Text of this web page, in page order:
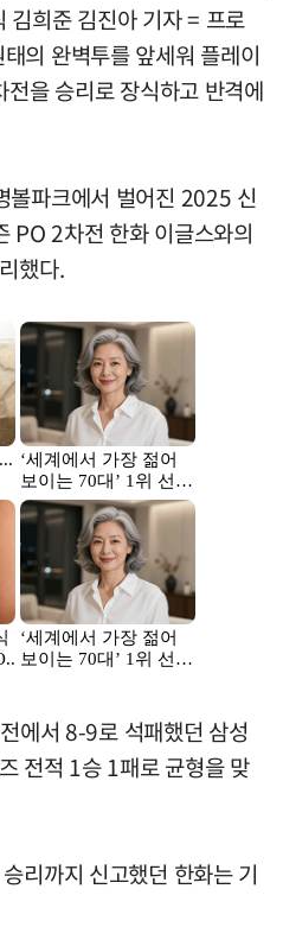
김희준 김진아 기자 = 프로
의 완벽투를 앞세워 플레이
을 승리로 장식하고 반격에
볼파크에서 벌어진 2025 신
PO 2차전 한화 이글스와의
했다.
에서 8-9로 석패했던 삼성
전적 1승 1패로 균형을 맞
리까지 신고했던 한화는 기